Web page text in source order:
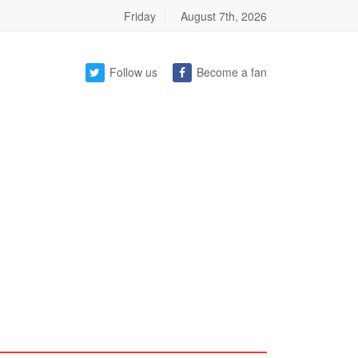
Friday August 7th, 2026
Follow us Become a fan